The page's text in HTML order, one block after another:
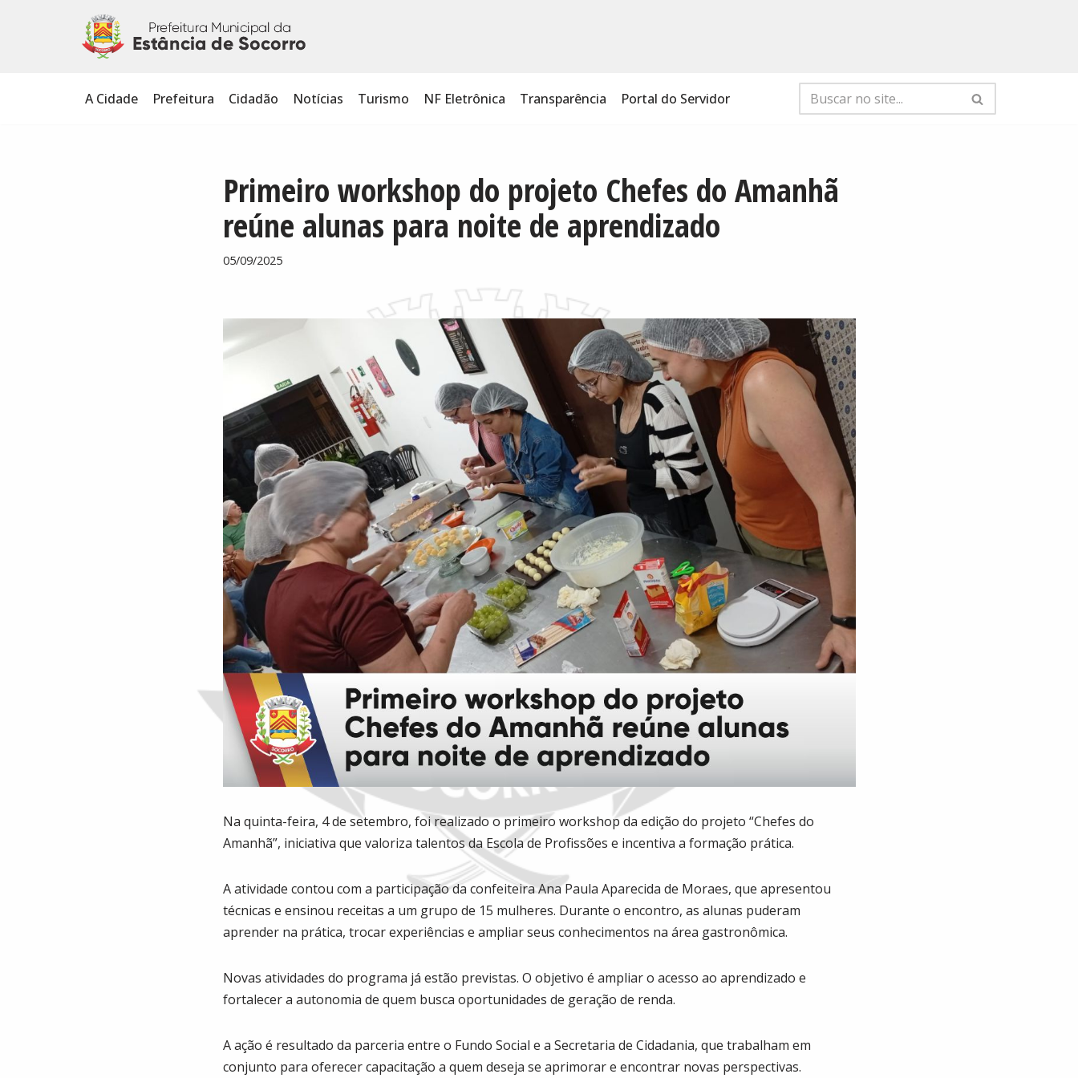
A Cidade Prefeitura Cidadão Notícias Turismo NF Eletrônica Transparência Portal do Servidor
Primeiro workshop do projeto Chefes do Amanhã
reúne alunas para noite de aprendizado
05/09/2025
Na quinta-feira, 4 de setembro, foi realizado o primeiro workshop da edição do projeto “Chefes do
Amanhã”, iniciativa que valoriza talentos da Escola de Profissões e incentiva a formação prática.
A atividade contou com a participação da confeiteira Ana Paula Aparecida de Moraes, que apresentou
técnicas e ensinou receitas a um grupo de 15 mulheres. Durante o encontro, as alunas puderam
aprender na prática, trocar experiências e ampliar seus conhecimentos na área gastronômica.
Novas atividades do programa já estão previstas. O objetivo é ampliar o acesso ao aprendizado e
fortalecer a autonomia de quem busca oportunidades de geração de renda.
A ação é resultado da parceria entre o Fundo Social e a Secretaria de Cidadania, que trabalham em
conjunto para oferecer capacitação a quem deseja se aprimorar e encontrar novas perspectivas.